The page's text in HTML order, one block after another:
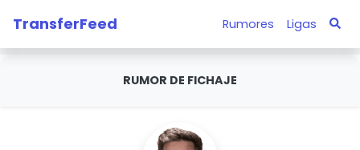
TransferFeed Rumores Ligas
RUMOR DE FICHAJE